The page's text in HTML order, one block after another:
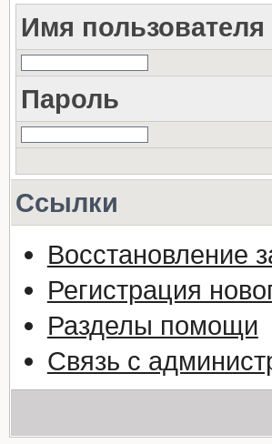
Имя
Пароль
Ссылки
Восстановление
Регистрация
Разделы помощи
Связь с